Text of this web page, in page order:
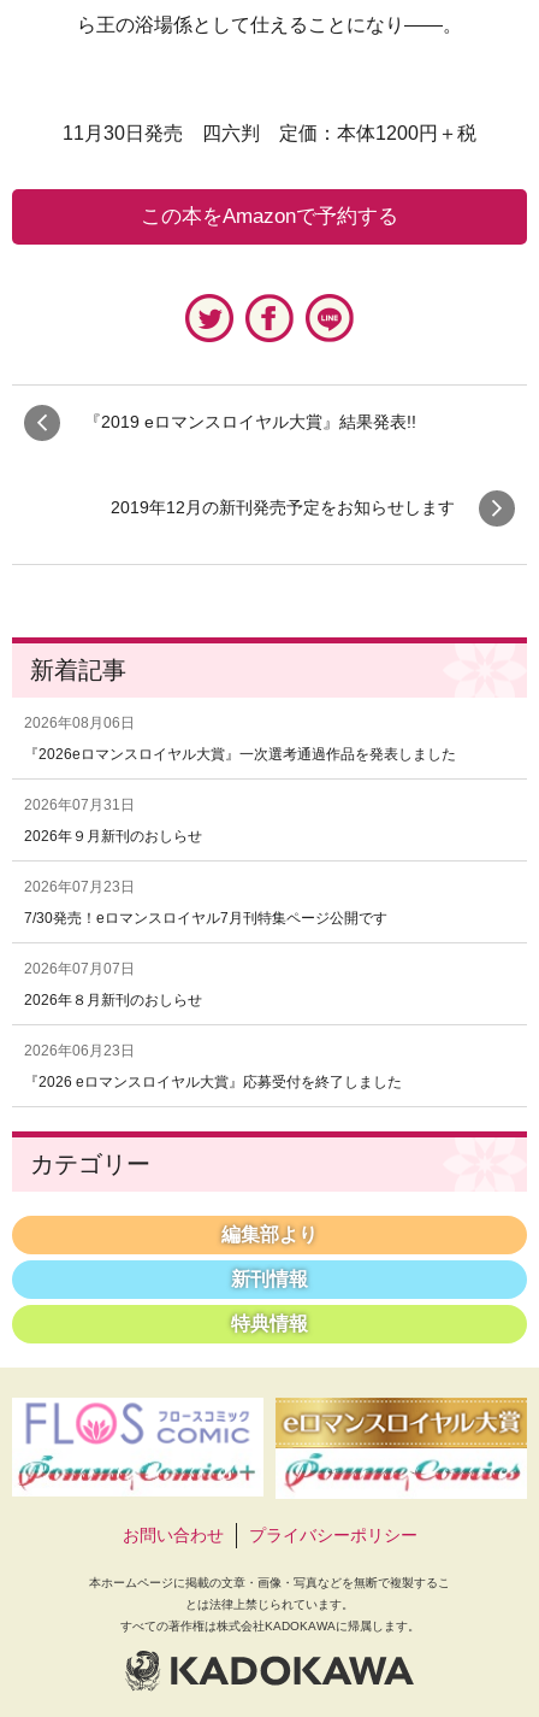
ら王の浴場係として仕えることになり――。
11​​​​​​月30日発売 四六判 定価：本体1200円＋税
この本をAmazonで予約する
『2019 eロマンスロイヤル大賞』結果発表!!
2019年12月の新刊発売予定をお知らせします
新着記事
2026年08月06日
『2026eロマンスロイヤル大賞』一次選考通過作品を発表しました
2026年07月31日
2026年９月新刊のおしらせ
2026年07月23日
7/30発売！eロマンスロイヤル7月刊特集ページ公開です
2026年07月07日
2026年８月新刊のおしらせ
2026年06月23日
『2026 eロマンスロイヤル大賞』応募受付を終了しました
カテゴリー
編集部より
新刊情報
特典情報
お問い合わせ プライバシーポリシー
本ホームページに掲載の文章・画像・写真などを無断で複製するこ
とは法律上禁じられています。
すべての著作権は株式会社KADOKAWAに帰属します。